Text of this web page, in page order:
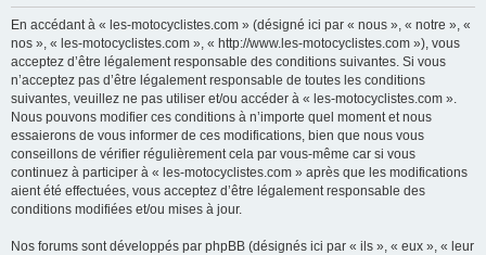
En accédant à « les-motocyclistes.com » (désigné ici par « nous », « notre », «
nos », « les-motocyclistes.com », « http://www.les-motocyclistes.com »), vous
acceptez d’être légalement responsable des conditions suivantes. Si vous
n’acceptez pas d’être légalement responsable de toutes les conditions
suivantes, veuillez ne pas utiliser et/ou accéder à « les-motocyclistes.com ».
Nous pouvons modifier ces conditions à n’importe quel moment et nous
essaierons de vous informer de ces modifications, bien que nous vous
conseillons de vérifier régulièrement cela par vous-même car si vous
continuez à participer à « les-motocyclistes.com » après que les modifications
aient été effectuées, vous acceptez d’être légalement responsable des
conditions modifiées et/ou mises à jour.
Nos forums sont développés par phpBB (désignés ici par « ils », « eux », « leur